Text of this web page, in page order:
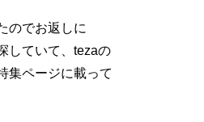
のでお返しに
していて、tezaの
集ページに載って